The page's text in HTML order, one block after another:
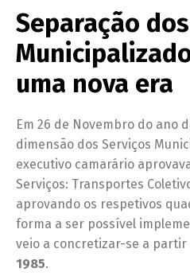
Separação
uma nova era
Em 26 de Novembro do ano
dimensão dos Serviços
executivo camarário
Serviços: Transportes
aprovando os respetivos
forma a ser possível
veio a concretizar-se a partir
1985.